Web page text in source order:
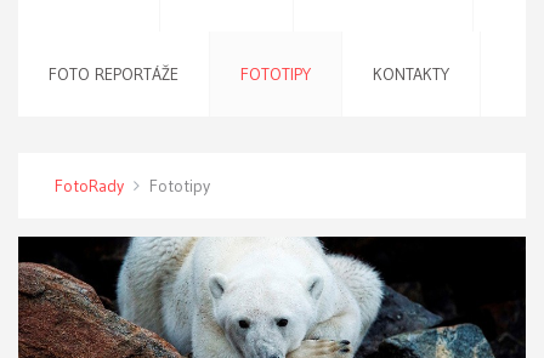
FOTO REPORTÁŽE FOTOTIPY KONTAKTY
FotoRady Fototipy